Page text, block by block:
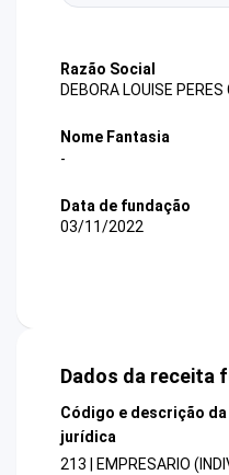
Razão Social
DEBORA LOUISE PERES
Nome Fantasia
-
Data de fundação
03/11/2022
Dados da receita
Código e descrição
jurídica
213 | EMPRESARIO